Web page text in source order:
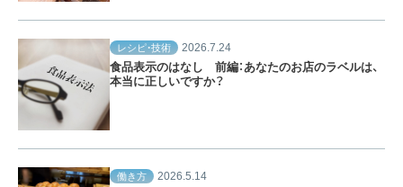
レシピ・技術 2026.7.24
食品表示のはなし 前編：あなたのお店のラベルは、
本当に正しいですか？
働き方 2026.5.14